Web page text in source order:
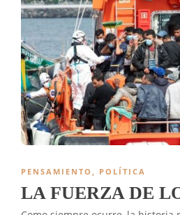
PENSAMIENTO , POLÍTICA
LA FUERZA DE